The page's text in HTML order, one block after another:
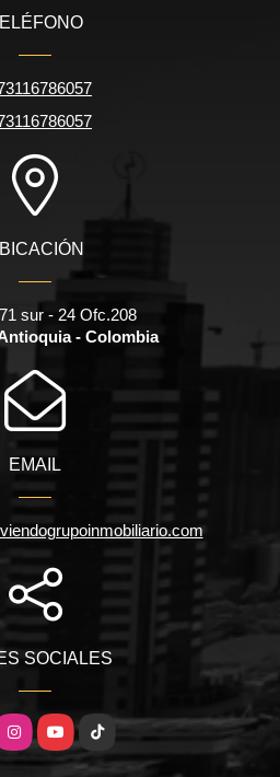
sur - 24 Ofc.208
- Colombia
EMAIL
SOCIALES
YouTubeTikTok